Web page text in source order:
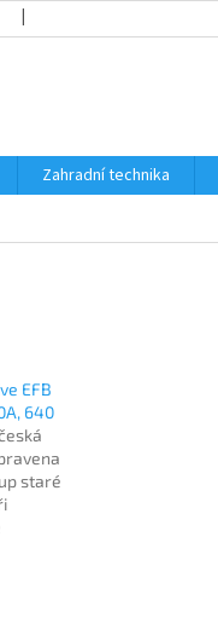
Zahradní technika
EFB
640
staré